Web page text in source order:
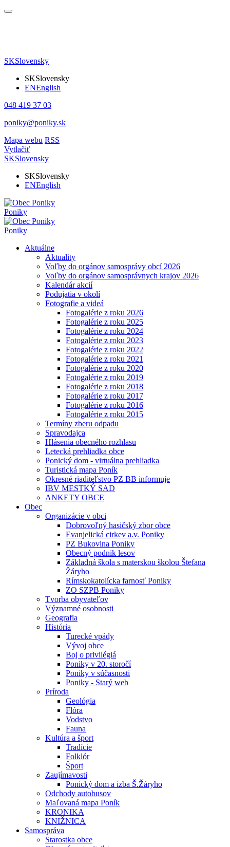
SKSlovensky
SKSlovensky
ENEnglish
048 419 37 03
poniky@poniky.sk
Mapa webu RSS
Vytlačiť
SKSlovensky
SKSlovensky
ENEnglish
Poniky
Poniky
Aktuálne
Aktuality
Voľby do orgánov samosprávy obcí 2026
Voľby do orgánov samosprávnych krajov 2026
Kalendár akcií
Podujatia v okolí
Fotografie a videá
Fotogalérie z roku 2026
Fotogalérie z roku 2025
Fotogalérie z roku 2024
Fotogalérie z roku 2023
Fotogalérie z roku 2022
Fotogalérie z roku 2021
Fotogalérie z roku 2020
Fotogalérie z roku 2019
Fotogalérie z roku 2018
Fotogalérie z roku 2017
Fotogalérie z roku 2016
Fotogalérie z roku 2015
Termíny zberu odpadu
Spravodajca
Hlásenia obecného rozhlasu
Letecká prehliadka obce
Ponický dom - virtuálna prehliadka
Turistická mapa Poník
Okresné riaditeľstvo PZ BB informuje
IBV MESTKÝ SAD
ANKETY OBCE
Obec
Organizácie v obci
Dobrovoľný hasičský zbor obce
Evanjelická cirkev a.v. Poniky
PZ Bukovina Poniky
Obecný podnik lesov
Základná škola s materskou školou Štefana
Žáryho
Rímskokatolícka farnosť Poniky
ZO SZPB Poniky
Tvorba obyvateľov
Významné osobnosti
Geografia
História
Turecké vpády
Vývoj obce
Boj o privilégiá
Poniky v 20. storočí
Poniky v súčasnosti
Poniky - Starý web
Príroda
Geológia
Flóra
Vodstvo
Fauna
Kultúra a šport
Tradície
Folklór
Šport
Zaujímavosti
Ponický dom a izba Š.Žáryho
Odchody autobusov
Maľovaná mapa Poník
KRONIKA
KNIŽNICA
Samospráva
Starostka obce